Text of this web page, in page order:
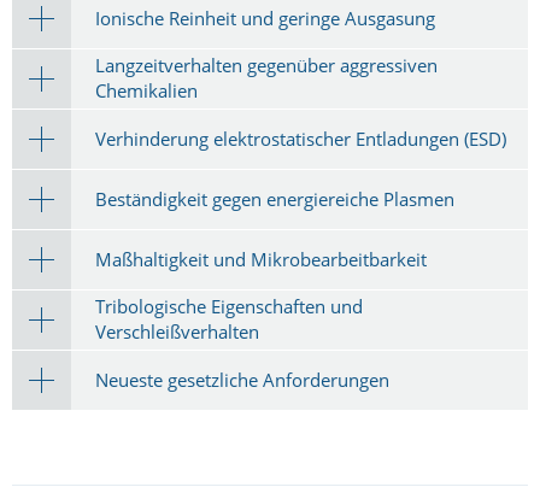
Ionische Reinheit und geringe Ausgasung
Langzeitverhalten gegenüber aggressiven
Chemikalien
Verhinderung elektrostatischer Entladungen (ESD)
Beständigkeit gegen energiereiche Plasmen
Maßhaltigkeit und Mikrobearbeitbarkeit
Tribologische Eigenschaften und
Verschleißverhalten
Neueste gesetzliche Anforderungen